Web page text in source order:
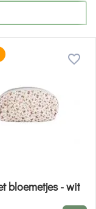
bloemetjes - wit